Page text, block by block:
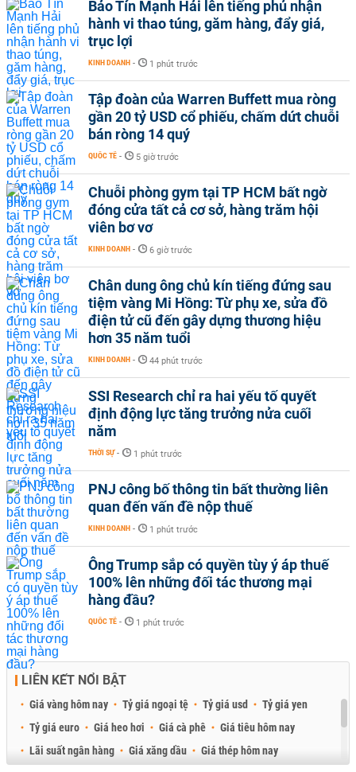
Bảo Tín Mạnh Hải lên tiếng phủ nhận
hành vi thao túng, găm hàng, đẩy giá,
trục lợi
KINH DOANH - 1 phút trước
Tập đoàn của Warren Buffett mua ròng
gần 20 tỷ USD cổ phiếu, chấm dứt chuỗi
bán ròng 14 quý
QUỐC TẾ - 5 giờ trước
Chuỗi phòng gym tại TP HCM bất ngờ
đóng cửa tất cả cơ sở, hàng trăm hội
viên bơ vơ
KINH DOANH - 6 giờ trước
Chân dung ông chủ kín tiếng đứng sau
tiệm vàng Mi Hồng: Từ phụ xe, sửa đồ
điện tử cũ đến gây dựng thương hiệu
hơn 35 năm tuổi
KINH DOANH - 44 phút trước
SSI Research chỉ ra hai yếu tố quyết
định động lực tăng trưởng nửa cuối
năm
THỜI SỰ - 1 phút trước
PNJ công bố thông tin bất thường liên
quan đến vấn đề nộp thuế
KINH DOANH - 1 phút trước
Ông Trump sắp có quyền tùy ý áp thuế
100% lên những đối tác thương mại
hàng đầu?
QUỐC TẾ - 1 phút trước
LIÊN KẾT NỔI BẬT
Giá vàng hôm nay Tỷ giá ngoại tệ Tỷ giá usd
Tỷ giá yen
Tỷ giá euro
Giá heo hơi Giá cà phê
Giá tiêu hôm nay
Lãi suất ngân hàng
Giá xăng dầu
Giá thép hôm nay